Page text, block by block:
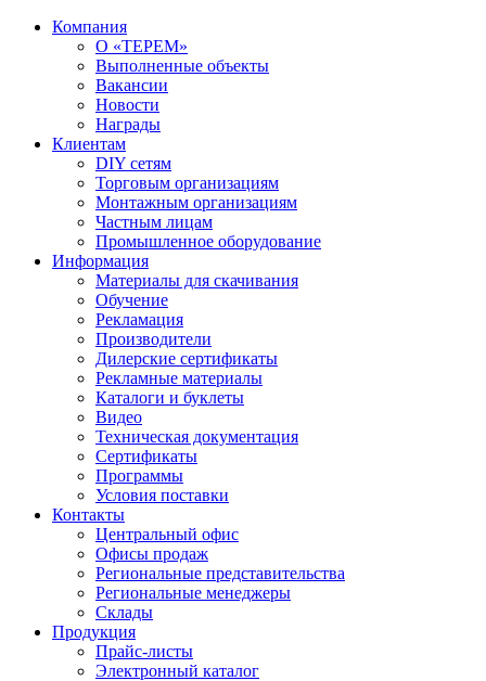
Компания
О «ТЕРЕМ»
Выполненные объекты
Вакансии
Новости
Награды
Клиентам
DIY сетям
Торговым организациям
Монтажным организациям
Частным лицам
Промышленное оборудование
Информация
Материалы для скачивания
Обучение
Рекламация
Производители
Дилерские сертификаты
Рекламные материалы
Каталоги и буклеты
Видео
Техническая документация
Сертификаты
Программы
Условия поставки
Контакты
Центральный офис
Офисы продаж
Региональные представительства
Региональные менеджеры
Склады
Продукция
Прайс-листы
Электронный каталог